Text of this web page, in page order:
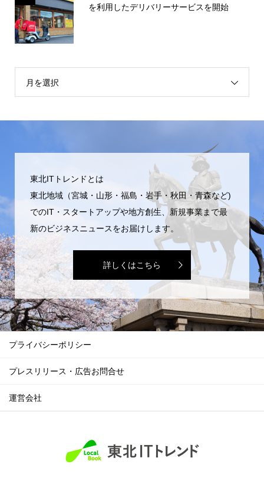
を利用したデリバリーサービスを開始
月を選択
東北ITトレンドとは
東北地域（宮城・山形・福島・岩手・秋田・青森など)
でのIT・スタートアップや地方創生、新規事業まで最
新のビジネスニュースをお届けします。
詳しくはこちら
プライバシーポリシー
プレスリリース・広告お問合せ
運営会社